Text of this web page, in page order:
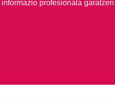
profesionala garatzen